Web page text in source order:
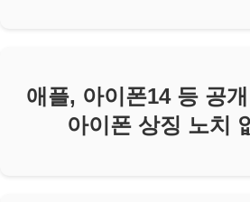
애플, 아이폰14 등 공
아이폰 상징 노치